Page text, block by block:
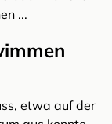
...
etwa auf der